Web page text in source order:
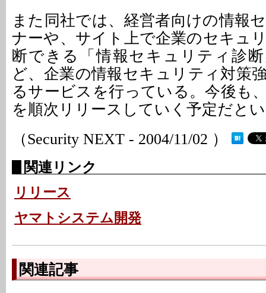
また同社では、経営者向けの情報
ナーや、サイト上で企業のセキュ
断できる「情報セキュリティ診
ど、企業の情報セキュリティ対策
るサービスを行っている。今後も
を順次リリースしていく予定だと
（Security NEXT - 2004/11/02 ）
関連リンク
リリース
ヤマトシステム開発
関連記事